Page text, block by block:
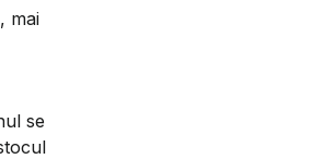
mai
se